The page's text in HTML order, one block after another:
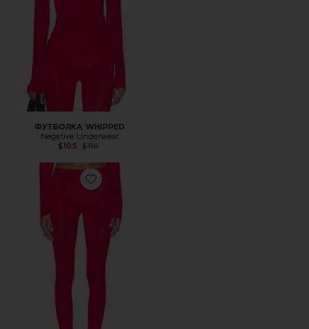
ФУТБОЛКА WHIPPED
Negative Underwear
$105 Previous price:
$110
Favorite ДЛИННОЕ НИЖНЕЕ БЕЛЬЁ WHIPPED